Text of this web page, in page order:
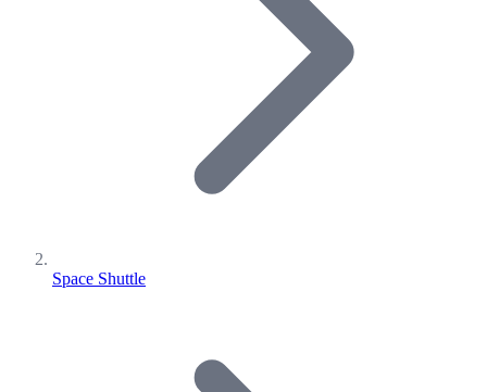
Space Shuttle